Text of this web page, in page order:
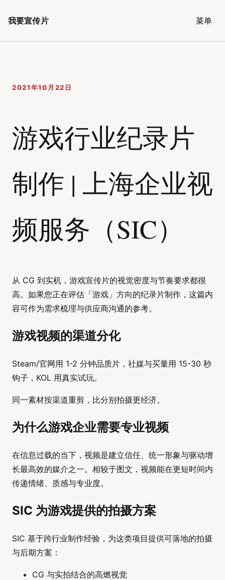
我要宣传片 菜单
2021年10月22日
游戏行业纪录片
制作 | 上海企业视
频服务（SIC）
从 CG 到实机，游戏宣传片的视觉密度与节奏要求都很
高。如果您正在评估「游戏」方向的纪录片制作，这篇内
容可作为需求梳理与供应商沟通的参考。
游戏视频的渠道分化
Steam/官网用 1-2 分钟品质片，社媒与买量用 15-30 秒
钩子，KOL 用真实试玩。
同一素材按渠道重剪，比分别拍摄更经济。
为什么游戏企业需要专业视频
在信息过载的当下，视频是建立信任、统一形象与驱动增
长最高效的媒介之一。相较于图文，视频能在更短时间内
传递情绪、质感与专业度。
SIC 为游戏提供的拍摄方案
SIC 基于跨行业制作经验，为这类项目提供可落地的拍摄
与后期方案：
CG 与实拍结合的高燃视觉